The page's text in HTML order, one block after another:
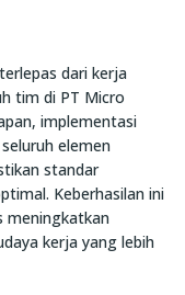
dari kerja
tim di PT Micro
implementasi
elemen
standar
Keberhasilan ini
meningkatkan
kerja yang lebih